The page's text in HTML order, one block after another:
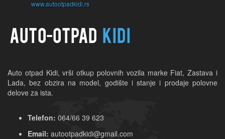
www.autootpadkidi.rs
Auto otpad Kidi, vrši otkup polovnih vozila marke Fiat, Zastava i
Lada, bez obzira na model, godište i stanje i prodaje polovne
delove za ista.
Telefon: 064/66 39 623
Email: autootpadkidi@gmail.com